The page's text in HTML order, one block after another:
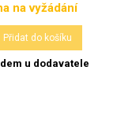
Cena
na vyžádání
Přidat do košíku
u dodavatele